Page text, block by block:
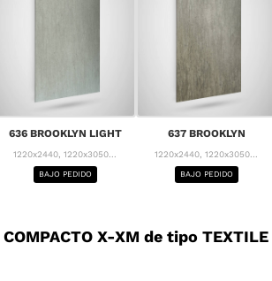
636 BROOKLYN LIGHT
1220x2440, 1220x3050...
BAJO PEDIDO
637 BROOKLYN
1220x2440, 1220x3050...
BAJO PEDIDO
X-XM de tipo TEXTILE